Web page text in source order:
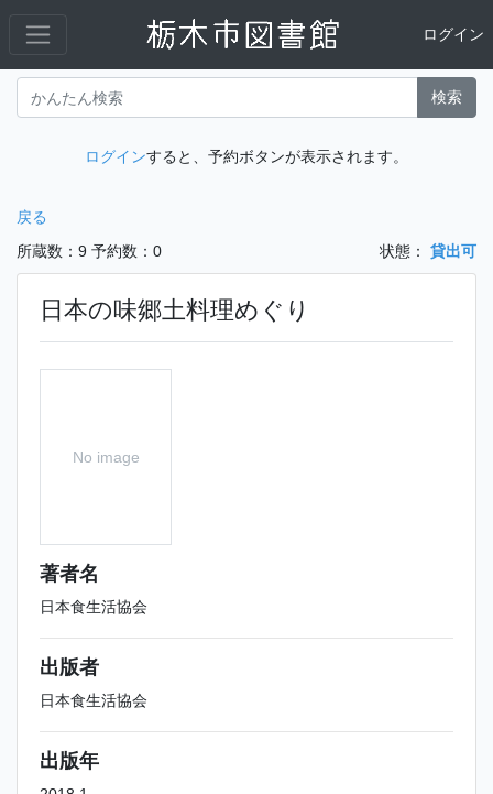
ログイン
検索
ログインすると、予約ボタンが表示されます。
戻る
所蔵数：9 予約数：0 状態： 貸出可
日本の味郷土料理めぐり
No image
著者名
日本食生活協会
出版者
日本食生活協会
出版年